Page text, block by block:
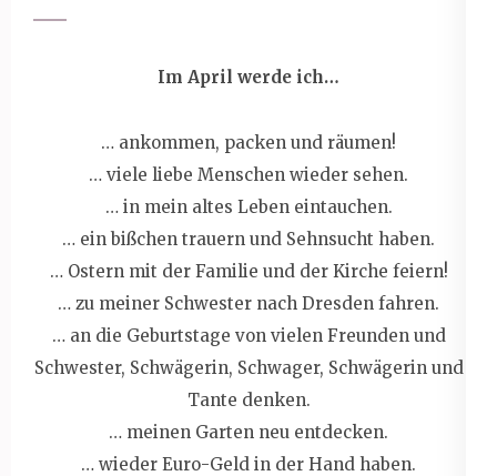
Im April werde ich…
… ankommen, packen und räumen!
… viele liebe Menschen wieder sehen.
… in mein altes Leben eintauchen.
… ein bißchen trauern und Sehnsucht haben.
… Ostern mit der Familie und der Kirche feiern!
… zu meiner Schwester nach Dresden fahren.
… an die Geburtstage von vielen Freunden und
Schwester, Schwägerin, Schwager, Schwägerin und
Tante denken.
… meinen Garten neu entdecken.
… wieder Euro-Geld in der Hand haben.